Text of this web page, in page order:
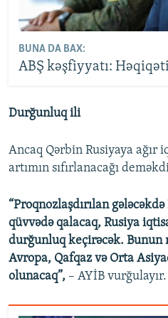
BUNA DA BAX:
ABŞ kəşfiyyatı:
Durğunluq ili
Ancaq Qərbin Rusiyaya ağır
artımın sıfırlanacağı
“Proqnozlaşdırılan
qüvvədə qalacaq, Rusiya
durğunluq keçirəcək. Bunun
Avropa, Qafqaz və Orta
olunacaq”, – AYİB vurğulayır.